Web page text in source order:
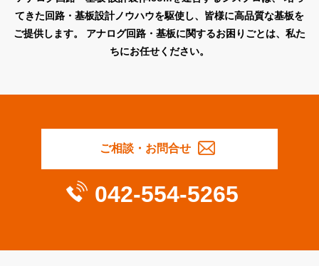
てきた回路・基板設計ノウハウを駆使し、皆様に高品質な基板を
ご提供します。
アナログ回路・基板に関するお困りごとは、私た
ちにお任せください。
ご相談・お問合せ
042-554-5265